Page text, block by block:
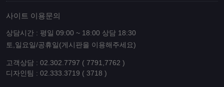
사이트 이용문의
상담시간 : 평일 09:00 ~ 18:00 상담 18:30
토,일요일/공휴일(게시판을 이용해주세요)
고객상담 : 02.302.7797 ( 7791,7762 )
디자인팀 : 02.333.3719 ( 3718 )